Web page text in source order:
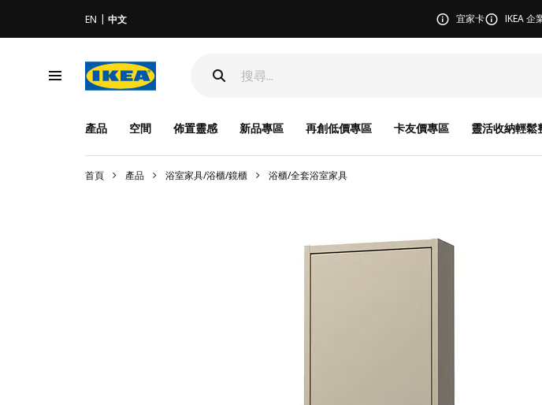
EN 中文 宜家卡 IKEA 企
產品 空間 佈置靈感 新品專區 再創低價專區 卡友價專區 靈活收納輕鬆
首頁 產品 浴室家具/浴櫃/鏡櫃 浴櫃/全套浴室家具